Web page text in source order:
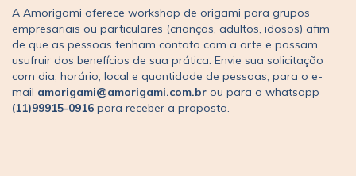
A Amorigami oferece workshop de origami para grupos
empresariais ou particulares (crianças, adultos, idosos) afim
de que as pessoas tenham contato com a arte e possam
usufruir dos benefícios de sua prática. Envie sua solicitação
com dia, horário, local e quantidade de pessoas, para o e-
mail amorigami@amorigami.com.br ou para o whatsapp
(11)99915-0916 para receber a proposta.